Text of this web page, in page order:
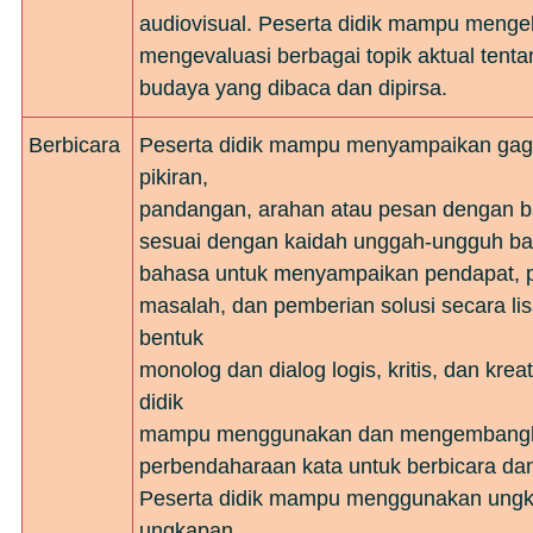
audiovisual. Peserta didik mampu
mengevaluasi berbagai topik aktual
budaya yang dibaca dan dipirsa.
Berbicara
Peserta didik mampu menyampaikan
pikiran,
pandangan, arahan atau pesan dengan
sesuai dengan kaidah unggah-ungguh
bahasa untuk menyampaikan pendapat,
masalah, dan pemberian solusi secara
bentuk
monolog dan dialog logis, kritis, dan
didik
mampu menggunakan dan
perbendaharaan kata untuk berbicara
Peserta didik mampu menggunakan